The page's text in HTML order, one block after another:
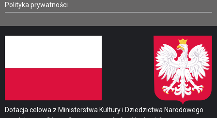
Polityka prywatności
Dotacja celowa z Ministerstwa Kultury i Dziedzictwa Narodowego